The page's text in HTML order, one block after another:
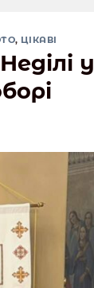
, ЦІКАВІ
у